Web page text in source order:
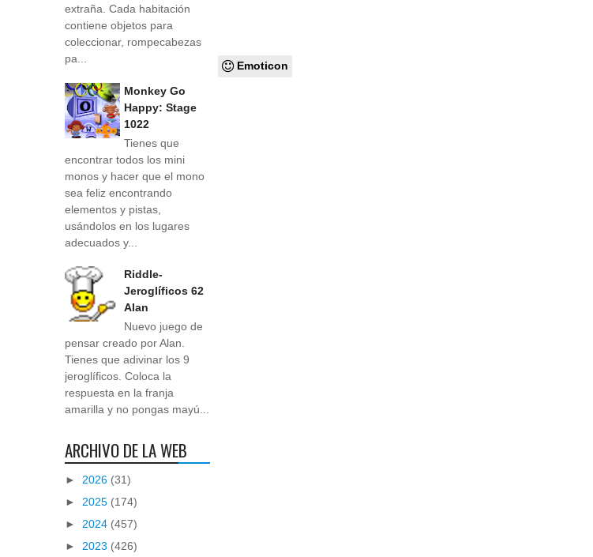
Emoticon
extraña. Cada habitación
contiene objetos para
coleccionar, rompecabezas
pa...
Monkey Go
Happy: Stage
1022
Tienes que
encontrar todos los mini
monos y hacer que el mono
sea feliz encontrando
elementos y pistas,
usándolos en los lugares
adecuados y...
Riddle-
Jeroglíficos 62
Alan
Nuevo juego de
pensar creado por Alan.
Tienes que adivinar los 9
jeroglíficos. Coloca la
respuesta en la franja
amarilla y no pongas mayú...
ARCHIVO DE LA WEB
► 2026 (31)
► 2025 (174)
► 2024 (457)
► 2023 (426)